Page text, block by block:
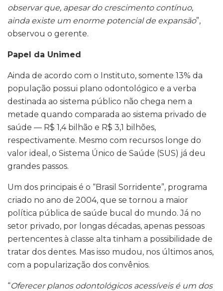
observar que, apesar do crescimento contínuo,
ainda existe um enorme potencial de expansão”,
observou o gerente.
Papel da Unimed
Ainda de acordo com o Instituto, somente 13% da
população possui plano odontológico e a verba
destinada ao sistema público não chega nem a
metade quando comparada ao sistema privado de
saúde — R$ 1,4 bilhão e R$ 3,1 bilhões,
respectivamente. Mesmo com recursos longe do
valor ideal, o Sistema Único de Saúde (SUS) já deu
grandes passos.
Um dos principais é o “Brasil Sorridente”, programa
criado no ano de 2004, que se tornou a maior
política pública de saúde bucal do mundo. Já no
setor privado, por longas décadas, apenas pessoas
pertencentes à classe alta tinham a possibilidade de
tratar dos dentes. Mas isso mudou, nos últimos anos,
com a popularização dos convênios.
“Oferecer planos odontológicos acessíveis é um dos